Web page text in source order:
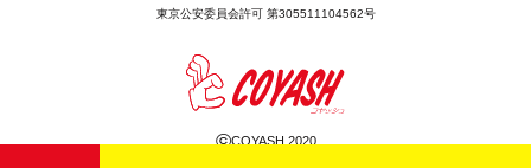
東京公安委員会許可 第305511104562号
©COYASH 2020